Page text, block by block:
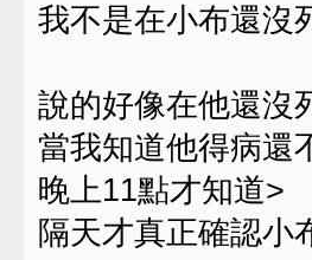
我不是在小布還沒
說的好像在他還沒
當我知道他得病還
晚上11點才知道>
隔天才真正確認小